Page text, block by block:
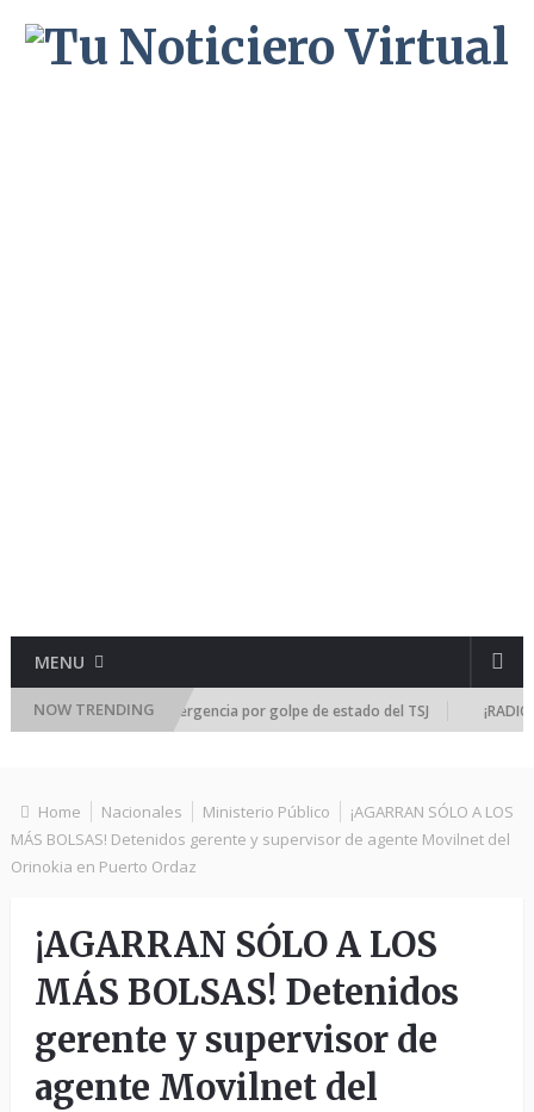
MENU
NOW TRENDING
se reúne de emergencia por golpe de estado del TSJ
Home Nacionales Ministerio Público
¡AGARRAN SÓLO A LOS
MÁS BOLSAS! Detenidos gerente y supervisor de agente Movilnet del
Orinokia en Puerto Ordaz
¡AGARRAN SÓLO A LOS
MÁS BOLSAS! Detenidos
gerente y supervisor de
agente Movilnet del